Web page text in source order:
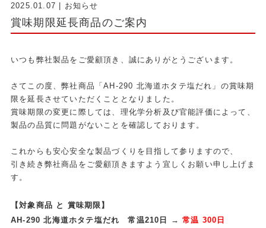
2025.01.07 | お知らせ
賞味期限延長商品のご案内
いつも弊社製品をご愛顧頂き、誠にありがとうございます。
さてこの度、弊社商品「AH-290 北海道ホタテ塩だれ」の賞味期
限を延長させていただくこととなりました。
賞味期限の変更に際しては、理化学分析及び官能評価によって、
製品の品質に問題がないことを確認しております。
これからも安心安全な製品づくりを目指して参りますので、
引き続き弊社商品をご愛顧頂きますよう宜しくお願い申し上げま
す。
【対象商品 と 賞味期限】
AH-290 北海道ホタテ塩だれ 常温210日
→ 常温 300日